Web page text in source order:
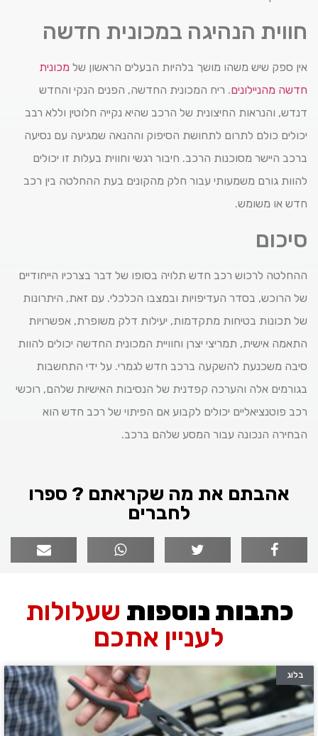
חווית הנהיגה במכונית חדשה
אין ספק שיש משהו מושך בלהיות הבעלים הראשון של מכונית
חדשה מהניילונים. ריח המכונית החדשה, הפנים הנקי והחדש
דנדש, והנראות החיצונית של הרכב שהיא נקייה חלוטין וללא רבב
יכולים כולם לתרום לתחושת הסיפוק וההנאה שמגיעה עם נסיעה
ברכב היישר מסוכנות הרכב. חיבור רגשי וחווית בעלות זו יכולים
להוות גורם משמעותי עבור חלק מהקונים בעת ההחלטה בין רכב
חדש או משומש.
סיכום
ההחלטה לרכוש רכב חדש תלויה בסופו של דבר בצרכיו הייחודיים
של הרוכש, בסדר העדיפויות ובמצבו הכלכלי. עם זאת, היתרונות
של תכונות בטיחות מתקדמות, יעילות דלק משופרת, אפשרויות
התאמה אישית, תמריצי יצרן וחוויית המכונית החדשה יכולים להוות
סיבה משכנעת להשקעה ברכב חדש לגמרי. על ידי התחשבות
בגורמים אלה והערכה קפדנית של הנסיבות האישיות שלהם, רוכשי
רכב פוטנציאליים יכולים לקבוע אם הפיתוי של רכב חדש הוא
הבחירה הנכונה עבור המסע שלהם ברכב.
אהבתם את מה שקראתם ? ספרו
לחברים
כתבות נוספות שעלולות
לעניין אתכם
בלוג